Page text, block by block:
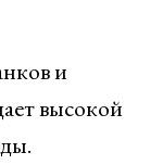
и
высокой